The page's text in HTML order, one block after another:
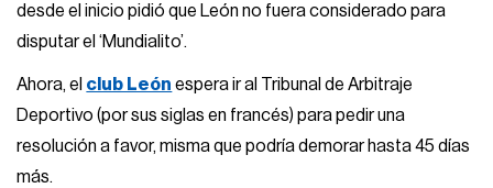
desde el inicio pidió que León no fuera considerado para
disputar el ‘Mundialito’.
Ahora, el club León espera ir al Tribunal de Arbitraje
Deportivo (por sus siglas en francés) para pedir una
resolución a favor, misma que podría demorar hasta 45 días
más.